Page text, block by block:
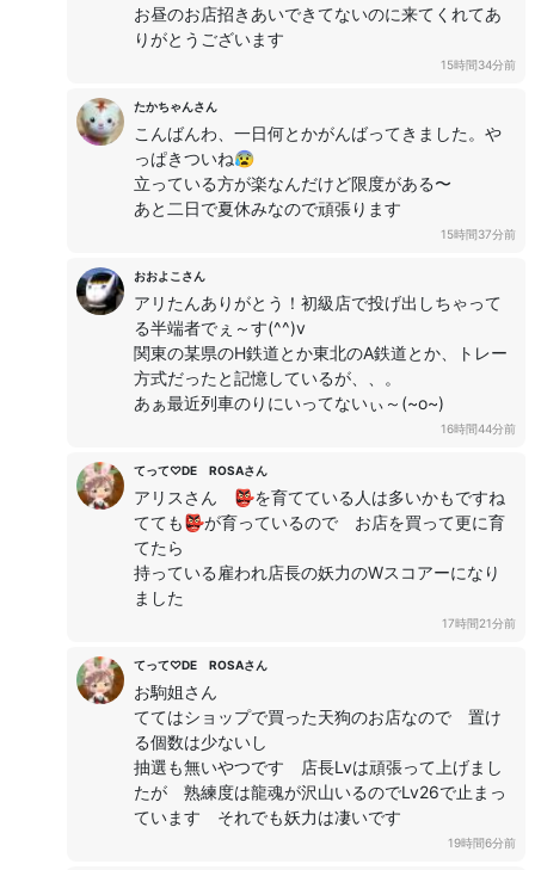
お昼のお店招きあいできてないのに来てくれてあ
りがとうございます
15時間34分前
たかちゃんさん
こんばんわ、一日何とかがんばってきました。や
っぱきついね😰
立っている方が楽なんだけど限度がある〜
あと二日で夏休みなので頑張ります
15時間37分前
おおよこさん
アリたんありがとう！初級店で投げ出しちゃって
る半端者でぇ～す(^^)v
関東の某県のH鉄道とか東北のA鉄道とか、トレー
方式だったと記憶しているが、、。
あぁ最近列車のりにいってないぃ～(~o~)
16時間44分前
てって♡DE ROSAさん
アリスさん 👺を育てている人は多いかもですね
てても👺が育っているので お店を買って更に育
てたら
持っている雇われ店長の妖力のWスコアーになり
ました
17時間21分前
てって♡DE ROSAさん
お駒姐さん
ててはショップで買った天狗のお店なので 置け
る個数は少ないし
抽選も無いやつです 店長Lvは頑張って上げまし
たが 熟練度は龍魂が沢山いるのでLv26で止まっ
ています それでも妖力は凄いです
19時間6分前